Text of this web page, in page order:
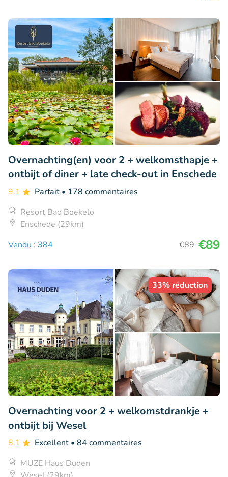
Overnachting(en) voor 2 + welkomsthapje +
ontbijt of diner + late check-out in Enschede
9.1 Parfait • 178 commentaires
Resort Bad Boekelo
Enschede (29km)
Vendu : 384
€89 €89
33% réduction
Overnachting voor 2 + welkomstdrankje +
ontbijt bij Wesel
8.1 Excellent • 84 commentaires
MUZE Haus Duden